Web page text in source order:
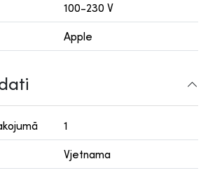
100-230 V
Apple
1
Vjetnama